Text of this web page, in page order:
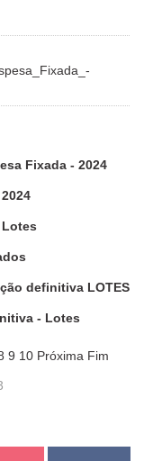
Fixada - 2024
definitiva LOTES
- Lotes
9 10 Próxima Fim